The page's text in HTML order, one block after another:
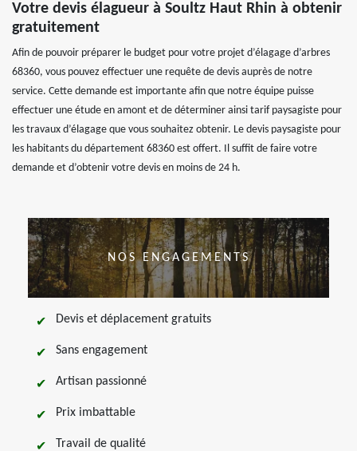
Votre devis élagueur à Soultz Haut Rhin à obtenir
gratuitement
Afin de pouvoir préparer le budget pour votre projet d’élagage d’arbres
68360, vous pouvez effectuer une requête de devis auprès de notre
service. Cette demande est importante afin que notre équipe puisse
effectuer une étude en amont et de déterminer ainsi tarif paysagiste pour
les travaux d’élagage que vous souhaitez obtenir. Le devis paysagiste pour
les habitants du département 68360 est offert. Il suffit de faire votre
demande et d’obtenir votre devis en moins de 24 h.
NOS ENGAGEMENTS
Devis et déplacement gratuits
Sans engagement
Artisan passionné
Prix imbattable
Travail de qualité